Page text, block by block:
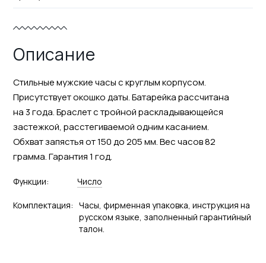
Описание
Стильные мужские часы с круглым корпусом.
Присутствует окошко даты. Батарейка рассчитана
на 3 года. Браслет с тройной раскладывающейся
застежкой, расстегиваемой одним касанием.
Обхват запястья от 150 до 205 мм. Вес часов 82
грамма. Гарантия 1 год.
Функции: Число
Комплектация: Часы, фирменная упаковка, инструкция на
русском языке, заполненный гарантийный
талон.